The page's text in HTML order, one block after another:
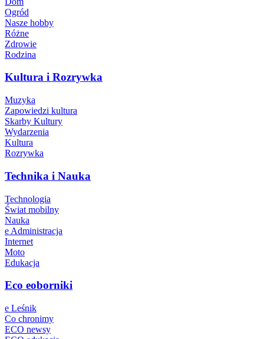
Ogród
Nasze hobby
Różne
Zdrowie
Rodzina
Kultura i Rozrywka
Muzyka
Zapowiedzi kultura
Skarby Kultury
Wydarzenia
Kultura
Rozrywka
Technika i Nauka
Technologia
Świat mobilny
Nauka
e Administracja
Internet
Moto
Edukacja
Eco eoborniki
e Leśnik
Co chronimy
ECO newsy